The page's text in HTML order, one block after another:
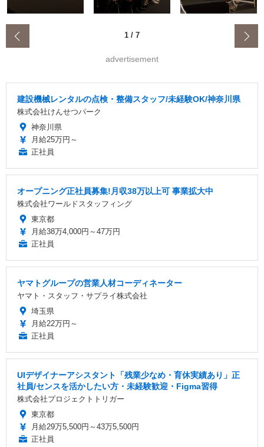
1 / 7
advertisement
建設機械レンタルの点検・整備スタッフ/未経験OK/神奈川県
株式会社けんせつパーク
神奈川県
月給25万円～
正社員
オープニング正社員募集!月収38万以上可 事業拡大中
株式会社ワールドスタッフィング
東京都
月給38万4,000円～47万円
正社員
ヤマトグループの営業人材コーディネーター
ヤマト・スタッフ・サプライ株式会社
埼玉県
月給22万円～
正社員
UIデザイナーアシスタント「残業少なめ・育休実績あり」正
社員/センスを活かしたい方・未経験歓迎・Figma習得
株式会社プロジェクトトリガー
東京都
月給29万5,500円～43万5,500円
正社員